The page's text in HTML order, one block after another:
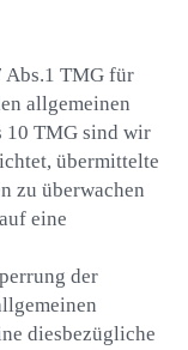
Abs.1 TMG für
allgemeinen
10 TMG sind wir
übermittelte
zu überwachen
eine
der
diesbezügliche